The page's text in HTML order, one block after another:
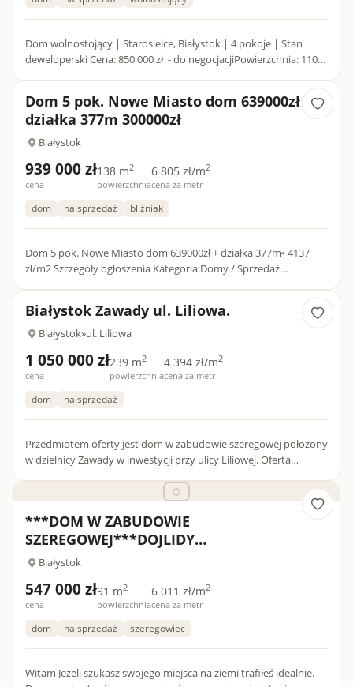
Dom wolnostojący | Starosielce, Białystok | 4 pokoje | Stan
deweloperski Cena: 850 000 zł - do negocjacjiPowierzchnia: 110
Dom 5 pok. Nowe Miasto dom 639000zł
działka 377m 300000zł
Białystok
939 000 zł
cena
138 m2
powierzchnia
6 805 zł/m2
cena za metr
dom na sprzedaż bliźniak
Dom 5 pok. Nowe Miasto dom 639000zł + działka 377m² 4137
zł/m2 Szczegóły ogłoszenia Kategoria:Domy / Sprzedaż
Białystok Zawady ul. Liliowa.
Białystok»ul. Liliowa
1 050 000 zł
cena
239 m2
powierzchnia
4 394 zł/m2
cena za metr
dom na sprzedaż
Przedmiotem oferty jest dom w zabudowie szeregowej położony
w dzielnicy Zawady w inwestycji przy ulicy Liliowej. Oferta
***DOM W ZABUDOWIE
SZEREGOWEJ***DOJLIDY
GÓRNE**BEZPOŚREDNIO
Białystok
547 000 zł
cena
91 m2
powierzchnia
6 011 zł/m2
cena za metr
dom na sprzedaż szeregowiec
Witam Jeżeli szukasz swojego miejsca na ziemi trafiłeś idealnie.